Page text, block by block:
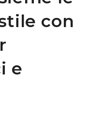
con
e